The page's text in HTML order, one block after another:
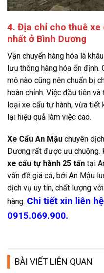
4. Địa chỉ cho thuê
nhất ở Bình Dương
Vận chuyển hàng hóa là
lưu thông hàng hóa ổn định.
mô nào cũng nên chuẩn bị
hoàn chỉnh. Việc đầu tiên
loại xe cẩu tự hành, vừa tiết
lại hiệu quả làm việc cao.
Xe Cẩu An Mậu chuyên
Dương rất được ưu chuộng.
xe cẩu tự hành 25 tấn tại
vấn đề giá cả, bởi An Mậu
dịch vụ uy tín, chất lượng
hàng. Chi tiết xin liên
0915.069.900.
BÀI VIẾT LIÊN QUAN